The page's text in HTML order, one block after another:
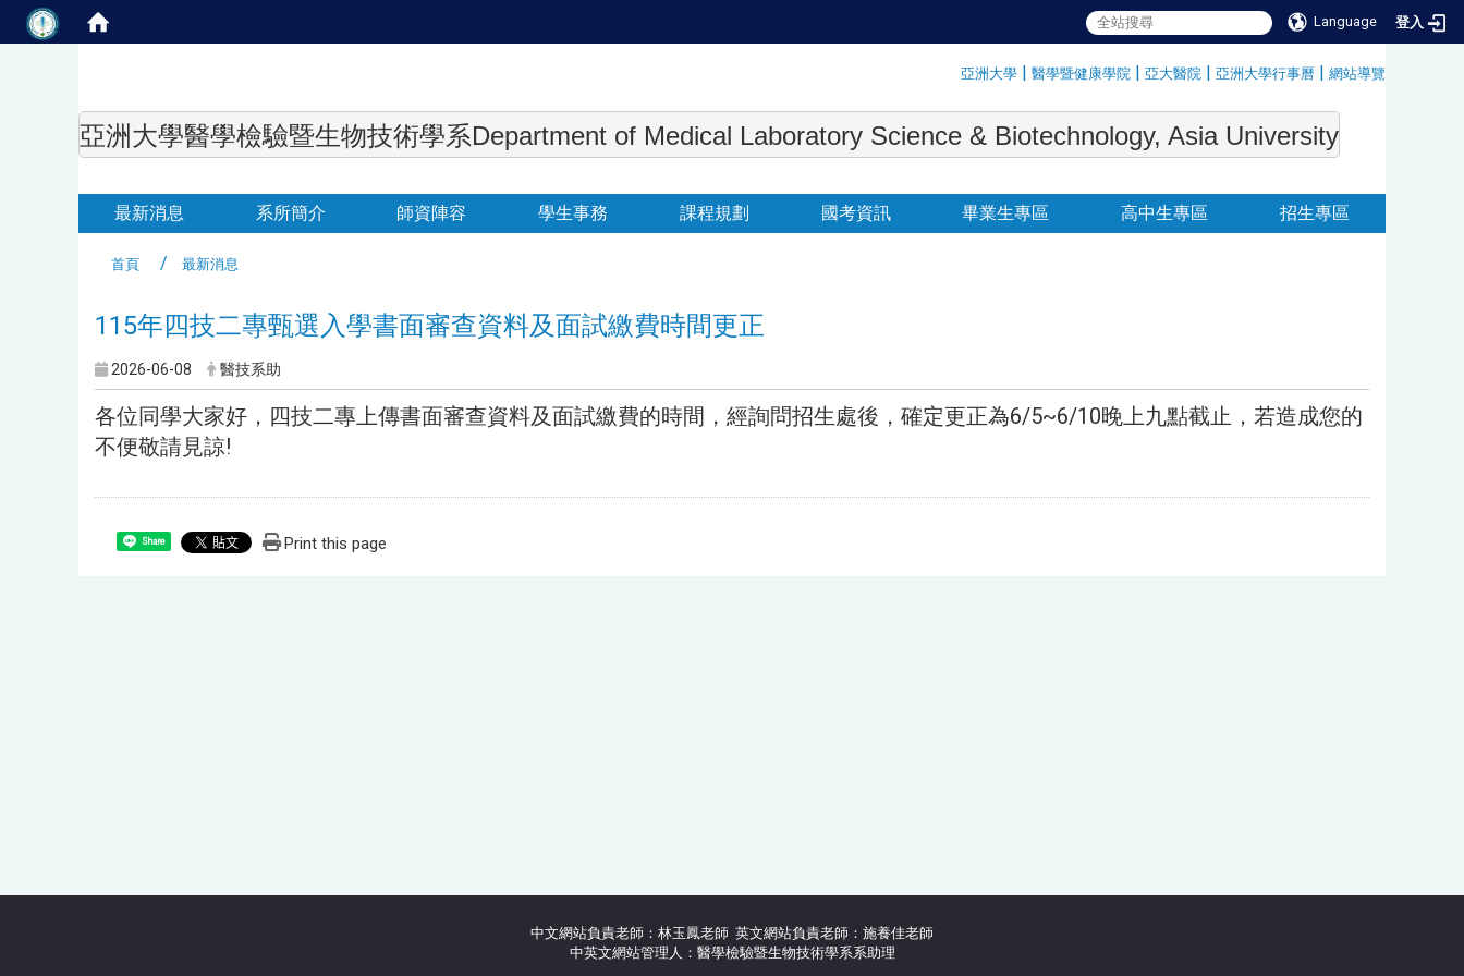
Language 登入
亞洲大學 | 醫學暨健康學院 | 亞大醫院 | 亞洲大學行事曆 | 網站導覽
亞洲大學醫學檢驗暨生物技術學系Department of Medical Laboratory Science & Biotechnology, Asia University
:::
最新消息 系所簡介 師資陣容 學生事務 課程規劃 國考資訊 畢業生專區 高中生專區 招生專區
首頁 最新消息
115年四技二專甄選入學書面審查資料及面試繳費時間更正
2026-06-08 醫技系助
各位同學大家好，四技二專上傳書面審查資料及面試繳費的時間，經詢問招生處後，確定更正為6/5~6/10晚上九點截止，若造成您的
不便敬請見諒!
Share Print this page
中文網站負責老師：林玉鳳老師 英文網站負責老師：施養佳老師
中英文網站管理人：醫學檢驗暨生物技術學系系助理